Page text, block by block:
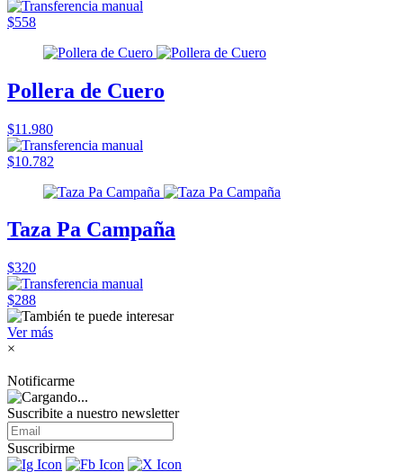
$558
Pollera de Cuero
$11.980
$10.782
Taza Pa Campaña
$320
$288
Ver más
×
Notificarme
Suscribite a nuestro newsletter
Suscribirme